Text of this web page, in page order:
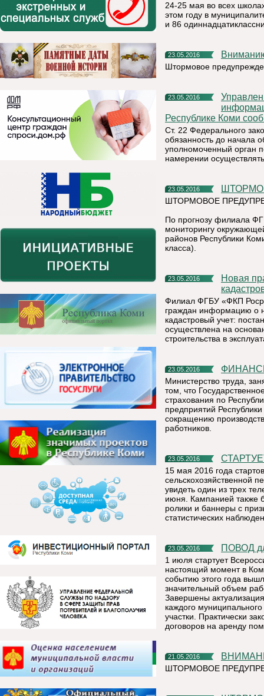
24-25 мая во всех
этом году в
и 86
23.05.2016
Штормовое
23.05.2016
Управление Федеральной службы по надзору в сфере связи,
Республике Коми
Ст. 22 Федерального
обязанность до начала
уполномоченный орган
намерении
23.05.2016
ШТОРМОВОЕ
По прогнозу филиала
мониторингу
районов Республики
класса).
23.05.2016
Новая практика постановки объектов недвижимости на
Филиал ФГБУ «ФКП
граждан информацию о
кадастровый учет:
осуществлена на
строительства в
23.05.2016
Министерство труда,
том, что
страхования по
предприятий
сокращению
работников.
23.05.2016
15 мая 2016 года
сельскохозяйственной
увидеть один из трех
июня. Кампанией также
ролики и баннеры с
статистических
23.05.2016 ПОВОД
1 июля стартует
настоящий момент в
событию этого года
значительный объем
Завершены
каждого
участки. Практически
договоров на аренду
21.05.2016
ШТОРМОВОЕ